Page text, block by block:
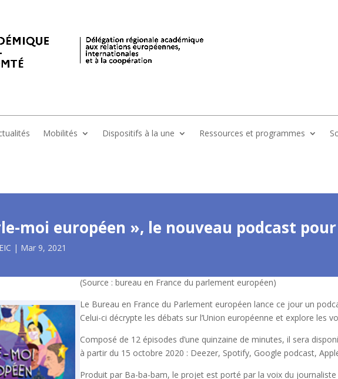
Mobilités Dispositifs à la une Ressources et programmes
moi européen », le nouveau podcast
| Mar 9, 2021
(Source : bureau en France du parlement européen)
Le Bureau en France du Parlement européen lance ce jour un
Celui-ci décrypte les débats sur l’Union européenne et explore les
Composé de 12 épisodes d’une quinzaine de minutes, il sera
à partir du 15 octobre 2020 : Deezer, Spotify, Google podcast,
Produit par Ba-ba-bam, le projet est porté par la voix du